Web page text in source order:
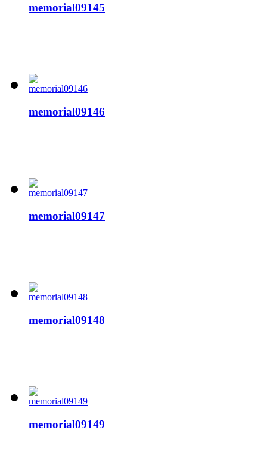
memorial09145
memorial09146
memorial09147
memorial09148
memorial09149